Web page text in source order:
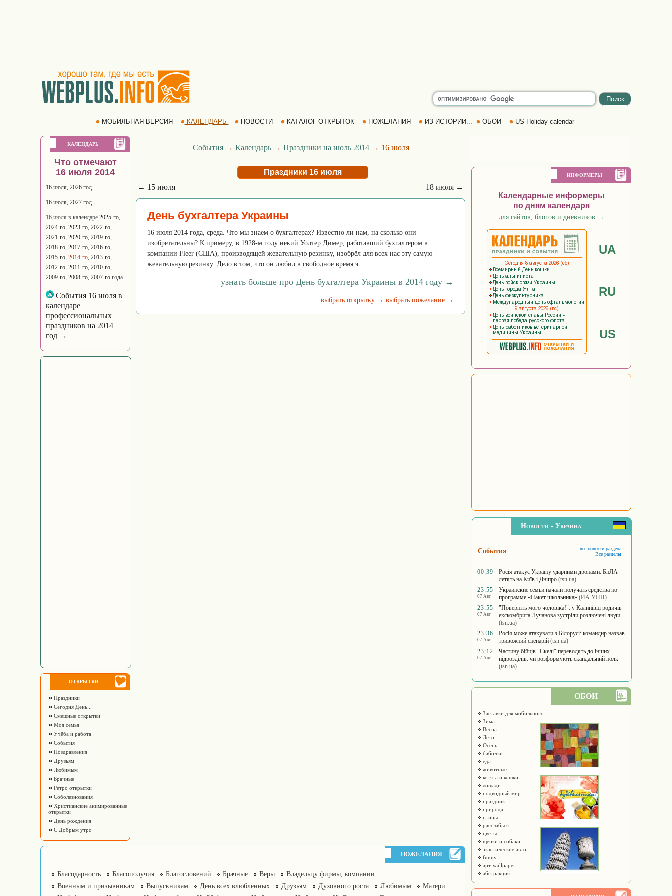
МОБИЛЬНАЯ ВЕРСИЯ КАЛЕНДАРЬ НОВОСТИ КАТАЛОГ ОТКРЫТОК ПОЖЕЛАНИЯ ИЗ ИСТОРИИ... ОБОИ US Holiday calendar
КАЛЕНДАРЬ
Что отмечают
16 июля 2014
16 июля, 2026 год
16 июля, 2027 год
16 июля в календаре 2025-го,
2024-го, 2023-го, 2022-го,
2021-го, 2020-го, 2019-го,
2018-го, 2017-го, 2016-го,
2015-го, 2014-го, 2013-го,
2012-го, 2011-го, 2010-го,
2009-го, 2008-го, 2007-го года.
События 16 июля в
календаре
профессиональных
праздников на 2014
год →
ОТКРЫТКИ
Праздники
Сегодня День...
Смешные открытки
Моя семья
Учёба и работа
События
Поздравления
Друзьям
Любимым
Брачные
Ретро открытки
Соболезнования
Христианские анимированные
открытки
День рождения
С Добрым утро
События→ Календарь→ Праздники на июль 2014→ 16 июля
Праздники 16 июля
← 15 июля
18 июля →
День бухгалтера Украины
16 июля 2014 года, среда. Что мы знаем о бухгалтерах? Известно ли нам, на сколько они
изобретательны? К примеру, в 1928-м году некий Уолтер Димер, работавший бухгалтером в
компании Fleer (США), производящей жевательную резинку, изобрёл для всех нас эту самую -
жевательную резинку. Дело в том, что он любил в свободное время э...
узнать больше про День бухгалтера Украины в 2014 году →
выбрать открытку → выбрать пожелание →
ПОЖЕЛАНИЯ
Благодарность Благополучия Благословений Брачные Веры
Владельцу фирмы, компании
Военным и призывникам
Выпускникам День всех влюблённых Друзьям Духовного роста Любимым
Матери
ИНФОРМЕРЫ
Календарные информеры
по дням календаря
для сайтов, блогов и дневников →
UA
RU
US
Новости - Украина
События
все новости раздела
Все разделы
00:39
Росія атакує Україну ударними дронами: БпЛА
летять на Київ і Дніпро (tsn.ua)
23:55
07 Авг
Украинские семьи начали получать средства по
программе «Пакет школьника» (ИА УНН)
23:55
07 Авг
"Поверніть мого чоловіка!": у Калинівці родичів
екскомбрига Лучанова зустріли розлючені люди
(tsn.ua)
23:36
07 Авг
Росія може атакувати з Білорусі: командир назвав
тривожний сценарій (tsn.ua)
23:12
07 Авг
Частину бійців "Скелі" переводять до інших
підрозділів: чи розформують скандальний полк
(tsn.ua)
ОБОИ
Заставки для мобильного
Зима
Весна
Лето
Осень
бабочки
еда
животные
котята и кошки
лошади
подводный мир
праздник
природа
птицы
расслабься
цветы
щенки и собаки
экзотические авто
funny
арт-wallpaper
абстракция